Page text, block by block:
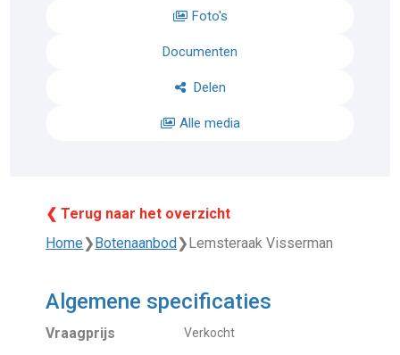
Foto's
Documenten
Delen
Alle media
❮ Terug naar het overzicht
Home❯Botenaanbod❯Lemsteraak Visserman
Algemene specificaties
Vraagprijs Verkocht